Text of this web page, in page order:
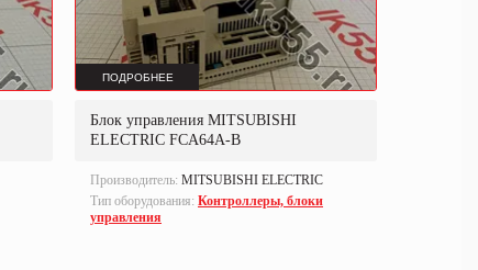
ПОДРОБНЕЕ
Блок управления MITSUBISHI
ELECTRIC FCA64A-B
Производитель: MITSUBISHI ELECTRIC
Тип оборудования: Контроллеры, блоки
управления